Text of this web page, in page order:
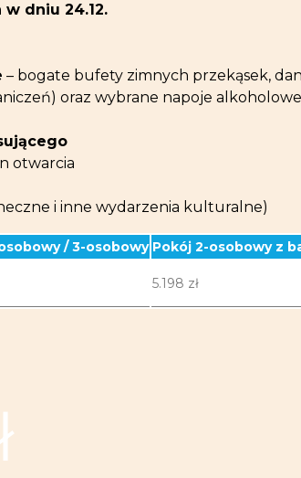
dniu 24.12.
– bogate bufety zimnych przekąsek,
oraz wybrane napoje
otwarcia
i inne wydarzenia kulturalne)
/ 3-osobowy Pokój 2-osobowy z
5.198 zł